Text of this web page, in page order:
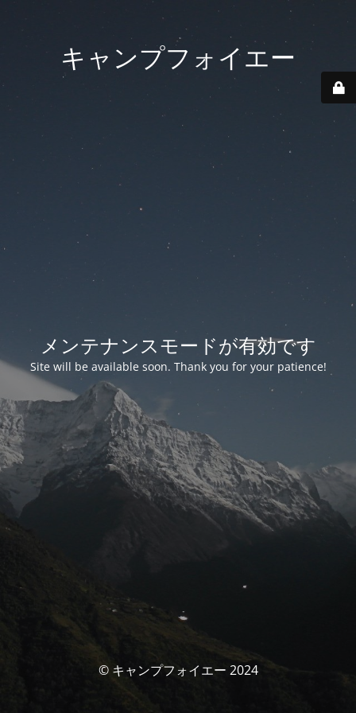
キャンプフォイエー
メンテナンスモードが有効です
Site will be available soon. Thank you for your patience!
© キャンプフォイエー 2024